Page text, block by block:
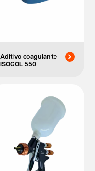
Aditivo coagulante
ISOGOL 550